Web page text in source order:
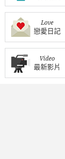
Love
戀愛日記
Video
最新影片